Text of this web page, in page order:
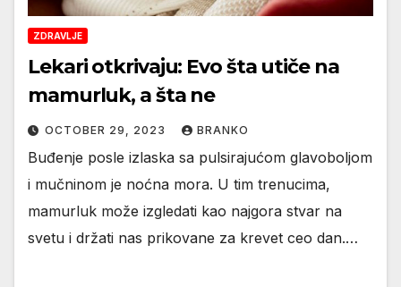
ZDRAVLJE
Lekari otkrivaju: Evo šta utiče na
mamurluk, a šta ne
OCTOBER 29, 2023 BRANKO
Buđenje posle izlaska sa pulsirajućom glavoboljom
i mučninom je noćna mora. U tim trenucima,
mamurluk može izgledati kao najgora stvar na
svetu i držati nas prikovane za krevet ceo dan.…